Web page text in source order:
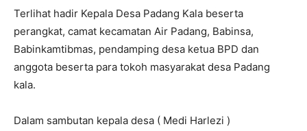
Terlihat hadir Kepala Desa Padang Kala beserta
perangkat, camat kecamatan Air Padang, Babinsa,
Babinkamtibmas, pendamping desa ketua BPD dan
anggota beserta para tokoh masyarakat desa Padang
kala.
Dalam sambutan kepala desa ( Medi Harlezi )